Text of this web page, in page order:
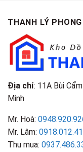
THANH LÝ
Địa chỉ: 11A Bùi
Minh
Mr. Hoà:
Mr. Lâm:
Thu mua: